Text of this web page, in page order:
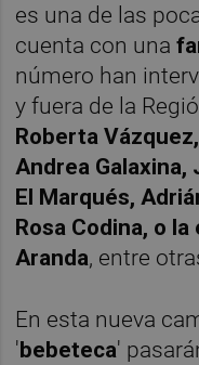
es una de las
cuenta con una
número han
y fuera de la
Roberta
Andrea
El Marqués,
Rosa Codina, o
Aranda, entre
En esta nueva
'bebeteca'